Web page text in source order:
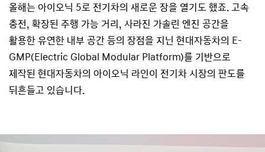
올해는 아이오닉 5로 전기차의 새로운 장을 열기도 했죠. 고속
충전, 확장된 주행 가능 거리, 사라진 가솔린 엔진 공간을
활용한 유연한 내부 공간 등의 장점을 지닌 현대자동차의 E-
GMP(Electric Global Modular Platform)를 기반으로
제작된 현대자동차의 아이오닉 라인이 전기차 시장의 판도를
뒤흔들고 있습니다.